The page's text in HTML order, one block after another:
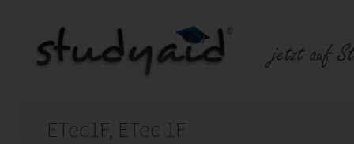
ETec1F, ETec 1F